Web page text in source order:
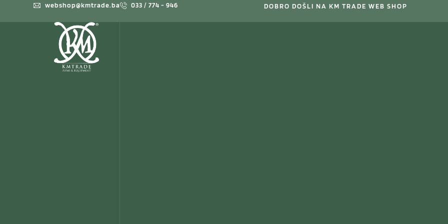
webshop@kmtrade.ba 033 / 774 - 946 DOBRO DOŠLI NA KM TRADE WEB SHOP